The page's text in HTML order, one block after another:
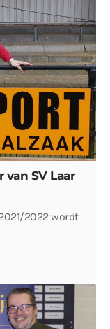
SV Laar
2022 wordt